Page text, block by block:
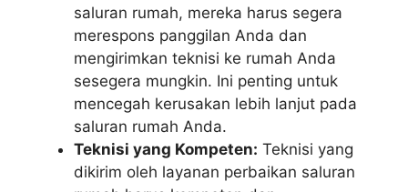
saluran rumah, mereka harus segera
merespons panggilan Anda dan
mengirimkan teknisi ke rumah Anda
sesegera mungkin. Ini penting untuk
mencegah kerusakan lebih lanjut pada
saluran rumah Anda.
Teknisi yang Kompeten: Teknisi yang
dikirim oleh layanan perbaikan saluran